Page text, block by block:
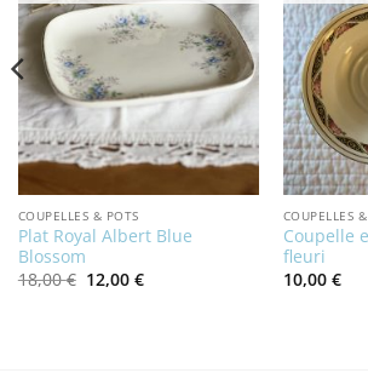
COUPELLES & POTS
Plat Royal Albert Blue
Blossom
18,00€ Le
prix
12,00 €Le
prix
COUPELLES
Coupelle
fleuri
10,00 €